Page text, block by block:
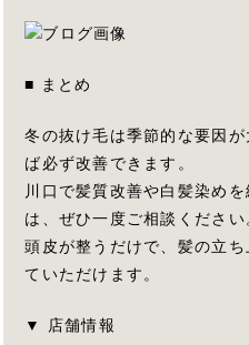
■ まとめ
冬の抜け毛は季節的な要因
ば必ず改善できます。
川口で髪質改善や白髪染め
は、ぜひ一度ご相談ください
頭皮が整うだけで、髪の立
ていただけます。
▼ 店舗情報